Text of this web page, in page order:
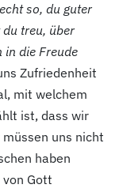
so, du guter
treu, über
in die Freude
Zufriedenheit
mit welchem
ist, dass wir
uns nicht
haben
Gott